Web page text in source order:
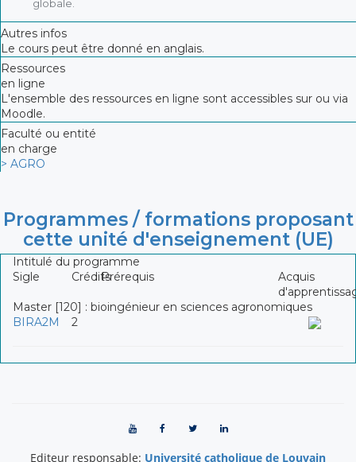
globale.
Autres infos
Le cours peut être donné en anglais.
Ressources
en ligne
L'ensemble des ressources en ligne sont accessibles sur ou via
Moodle.
Faculté ou entité
en charge
> AGRO
Programmes / formations proposant
cette unité d'enseignement (UE)
Intitulé du programme
Sigle
CréditsPrérequis
Acquis
Master [120] : bioingénieur en sciences agronomiques
BIRA2M
2
Editeur responsable: Université catholique de Louvain